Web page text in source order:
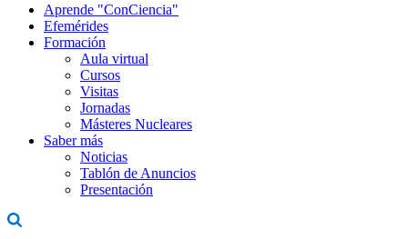
Aprende "ConCiencia"
Efemérides
Formación
Aula virtual
Cursos
Visitas
Jornadas
Másteres Nucleares
Saber más
Noticias
Tablón de Anuncios
Presentación